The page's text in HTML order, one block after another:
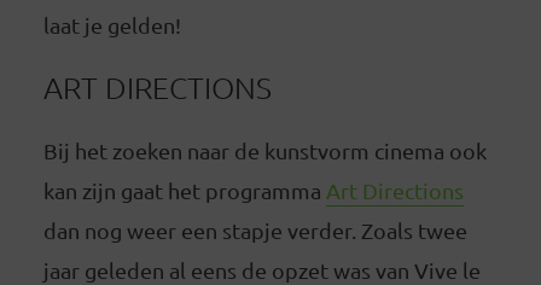
laat je gelden!
ART DIRECTIONS
Bij het zoeken naar de kunstvorm cinema ook
kan zijn gaat het programma Art Directions
dan nog weer een stapje verder. Zoals twee
jaar geleden al eens de opzet was van Vive le